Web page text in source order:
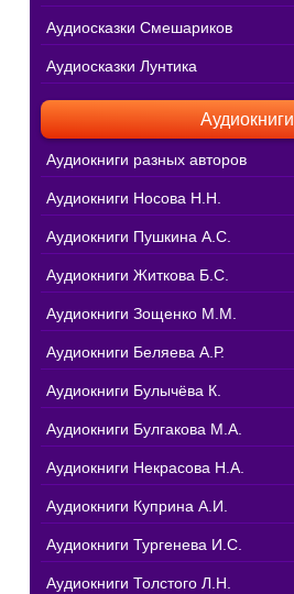
Аудиосказки Смешариков
Аудиосказки Лунтика
Аудиокниги
Аудиокниги разных авторов
Аудиокниги Носова Н.Н.
Аудиокниги Пушкина А.С.
Аудиокниги Житкова Б.С.
Аудиокниги Зощенко М.М.
Аудиокниги Беляева А.Р.
Аудиокниги Булычёва К.
Аудиокниги Булгакова М.А.
Аудиокниги Некрасова Н.А.
Аудиокниги Куприна А.И.
Аудиокниги Тургенева И.С.
Аудиокниги Толстого Л.Н.